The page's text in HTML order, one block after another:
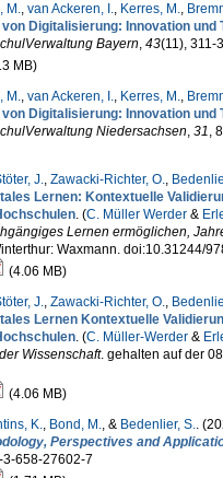
M., van Ackeren, I., Kerres, M.,
Digitalisierung: Innovation und
Bayern, 43(11), 311-
MB)
M., van Ackeren, I., Kerres, M.,
Digitalisierung: Innovation und
Niedersachsen, 31,
J., Zawacki-Richter, O.,
Lernen: Kontextuelle
. (C. Müller Werder&
Lernen ermöglichen,
Waxmann. doi:10.31244/
(4.06 MB)
J., Zawacki-Richter, O.,
Lernen Kontextuelle
. (C. Müller-Werder&
Wissenschaft. gehalten auf der
(4.06 MB)
K., Bond, M., & Bedenlier, S..
Perspectives and
658-27602-7